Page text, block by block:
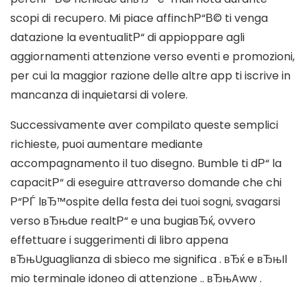
scopi di recupero. Mi piace affinchР“В© ti venga
datazione la eventualitР“ di appioppare agli
aggiornamenti attenzione verso eventi e promozioni,
per cui la maggior razione delle altre app ti iscrive in
mancanza di inquietarsi di volere.
Successivamente aver compilato queste semplici
richieste, puoi aumentare mediante
accompagnamento il tuo disegno. Bumble ti dР“ la
capacitР“ di eseguire attraverso domande che chi
Р“РЃ lвЂ™ospite della festa dei tuoi sogni, svagarsi
verso вЂњdue realtР“ e una bugiaвЂќ, ovvero
effettuare i suggerimenti di libro appena
вЂњUguaglianza di sbieco me significa . вЂќ e вЂњIl
mio terminale idoneo di attenzione .. вЂњAww .